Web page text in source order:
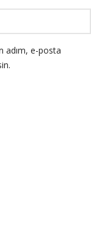
adım, e-posta